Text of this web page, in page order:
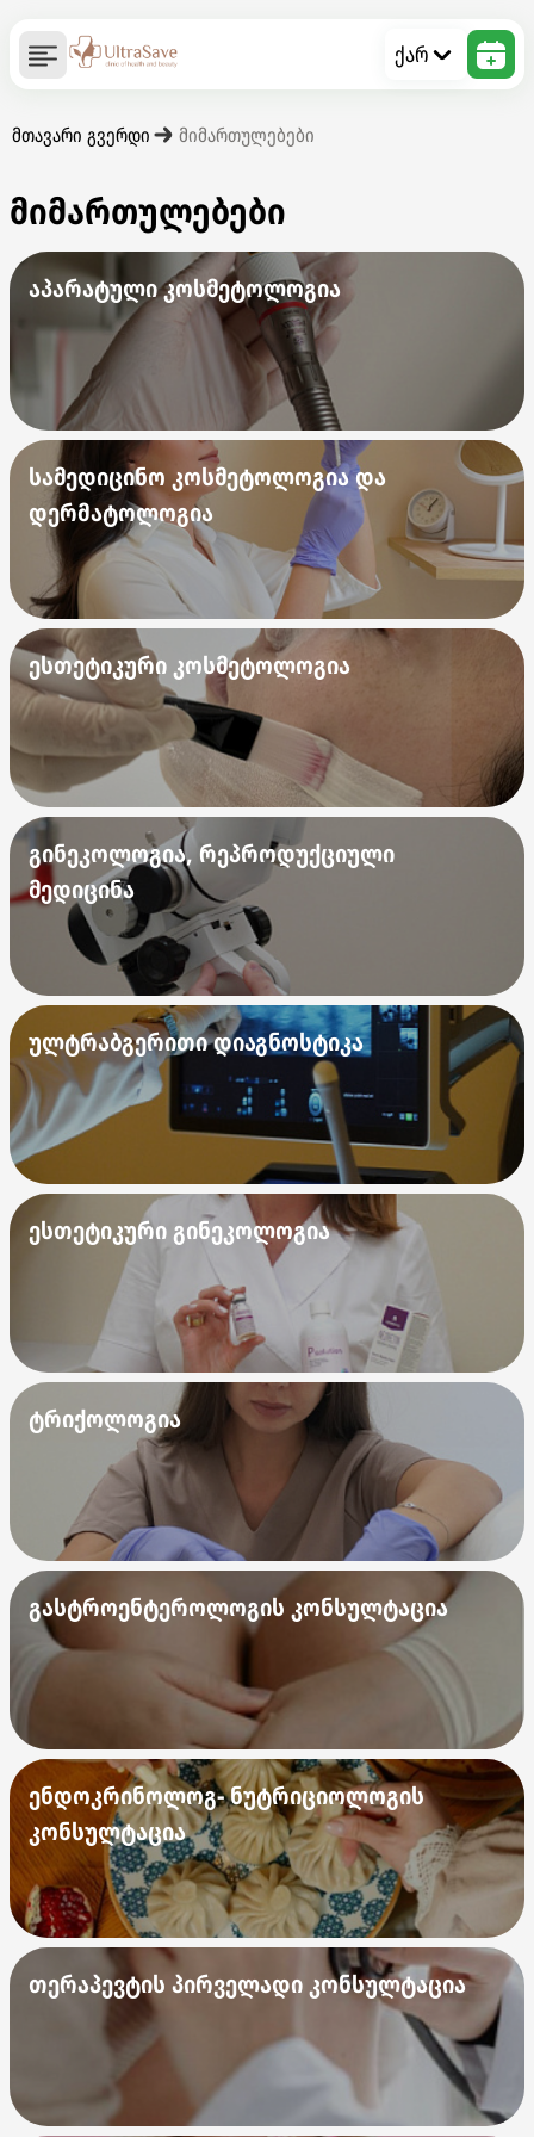
ქარ
მთავარი გვერდი მიმართულებები
მიმართულებები
აპარატული კოსმეტოლოგია
სამედიცინო კოსმეტოლოგია და
დერმატოლოგია
ესთეტიკური კოსმეტოლოგია
გინეკოლოგია, რეპროდუქციული
მედიცინა
ულტრაბგერითი დიაგნოსტიკა
ესთეტიკური გინეკოლოგია
ტრიქოლოგია
გასტროენტეროლოგის კონსულტაცია
ენდოკრინოლოგ- ნუტრიციოლოგის
კონსულტაცია
თერაპევტის პირველადი კონსულტაცია